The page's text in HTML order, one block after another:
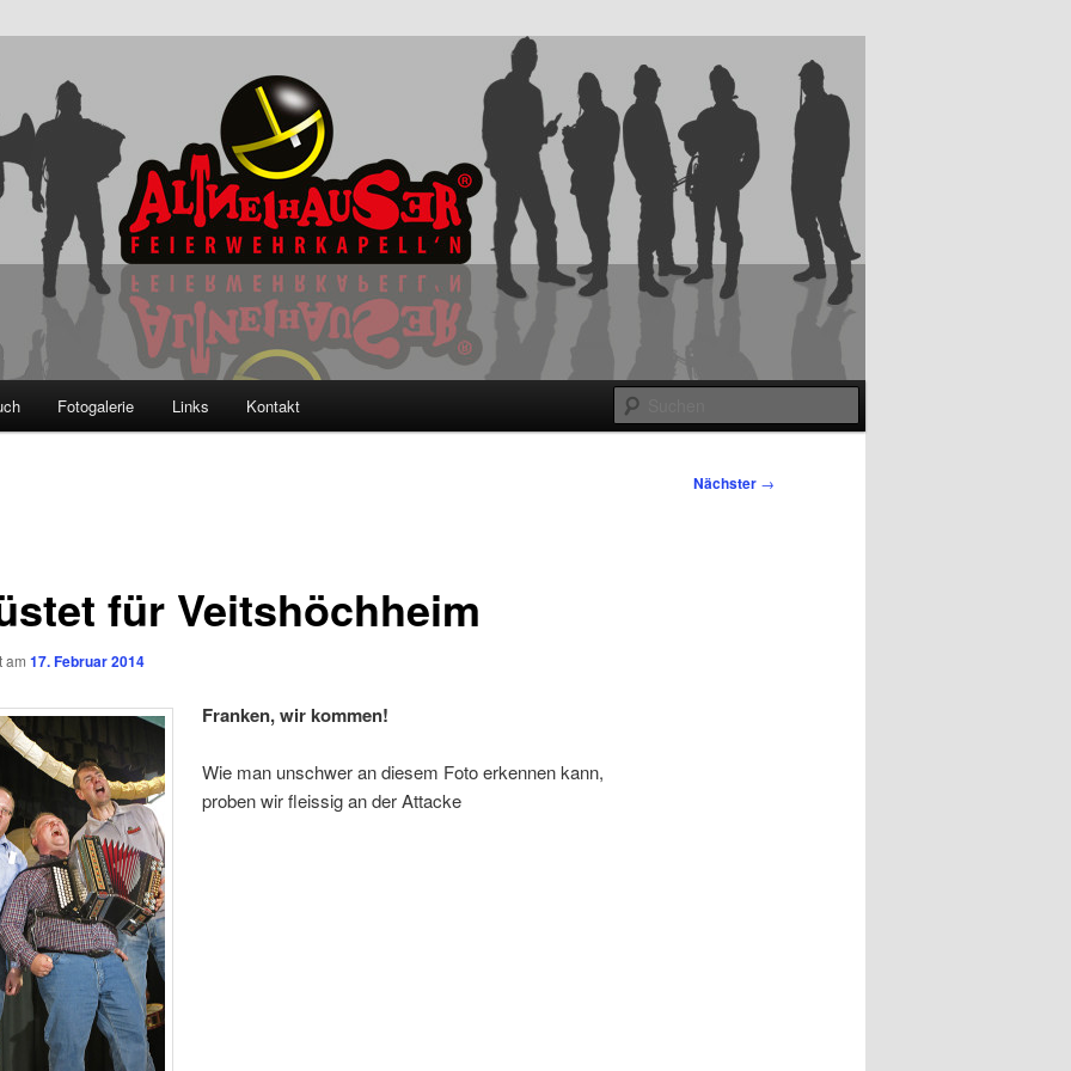
Feierwehrkapell'n
Fotogalerie Links Kontakt
Nächster →
für Veitshöchheim
am 17. Februar 2014
Franken, wir kommen!
Wie man unschwer an diesem Foto erkennen kann,
proben wir fleissig an der Attacke